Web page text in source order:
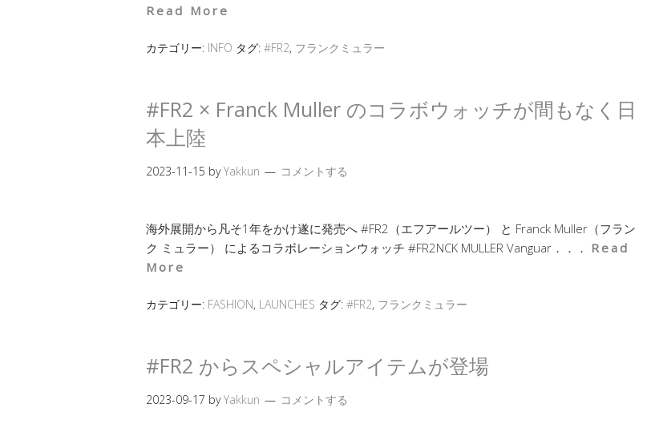
Read More
カテゴリー: INFO タグ: #FR2, フランクミュラー
#FR2 × Franck Muller のコラボウォッチが間もなく日
本上陸
2023-11-15 byYakkun コメントする
海外展開から凡そ1年をかけ遂に発売へ #FR2（エフアールツー） と Franck Muller（フラン
ク ミュラー） によるコラボレーションウォッチ #FR2NCK MULLER Vanguar．．． Read
More
カテゴリー: FASHION, LAUNCHES タグ: #FR2, フランクミュラー
#FR2 からスペシャルアイテムが登場
2023-09-17 byYakkun コメントする